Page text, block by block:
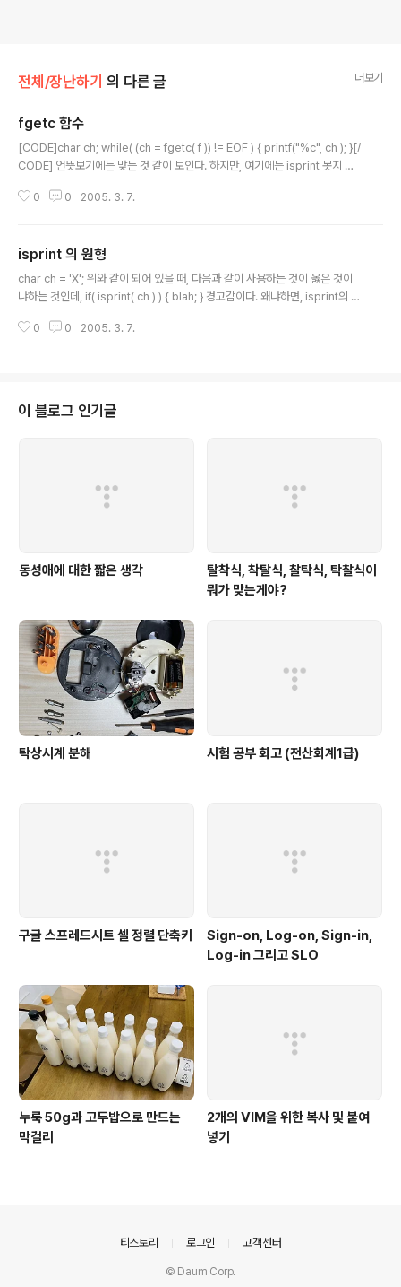
전체/장난하기 의 다른 글 더보기
fgetc 함수
[CODE]char ch; while( (ch = fgetc( f )) != EOF ) { printf("%c", ch ); }[/
CODE] 언뜻보기에는 맞는 것 같이 보인다. 하지만, 여기에는 isprint 못지 않
FILE * );[/CODE] fgetc의 return 값이 int 란다. 그리고, 문자하나를 되돌리
설명을 보면, 파일의 끝이나 오류를 만났을 때 EOF를 되돌린단다. unsign..
0 0 2005. 3. 7.
isprint 의 원형
char ch = 'X'; 위와 같이 되어 있을 때, 다음과 같이 사용하는 것이 옳은 것이
냐하는 것인데, if( isprint( ch ) ) { blah; } 경고감이다. 왜냐하면, isprint의 원
넣는 인자의 철학과 우리가 흔히 사용하는 문자형 변수의 차이에서 오는 괴리감
적으로 signed char, unsigned char..
0 0 2005. 3. 7.
이 블로그 인기글
동성애에 대한 짧은 생각
탈착식, 착탈식, 찰탁식, 탁찰식이
뭐가 맞는게야?
탁상시계 분해 시험 공부 회고 (전산회계1급)
구글 스프레드시트 셀 정렬 단축키
Sign-on, Log-on, Sign-in,
Log-in 그리고 SLO
누룩 50g과 고두밥으로 만드는
막걸리
2개의 VIM을 위한 복사 및 붙여
넣기
티스토리 로그인 고객센터
© Daum Corp.